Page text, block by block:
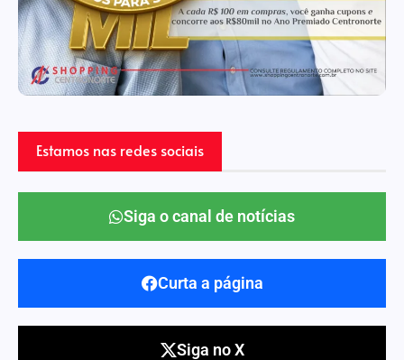
Estamos nas redes sociais
Siga o canal de notícias
Curta a página
Siga no X